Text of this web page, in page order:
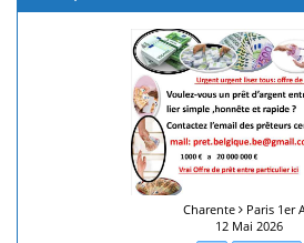
Charente Paris 1er
12 Mai 2026